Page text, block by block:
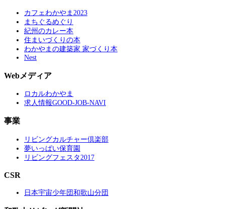
カフェわかやま2023
まちぐるめぐり
紀州のカレー本
住まいづくりの本
わかやまの建築家 家づくり本
Nest
Webメディア
ロカルわかやま
求人情報GOOD-JOB-NAVI
事業
リビングカルチャー倶楽部
夢いっぱい保育園
リビングフェスタ2017
CSR
日本宇宙少年団和歌山分団